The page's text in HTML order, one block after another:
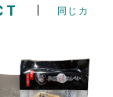
同じカ